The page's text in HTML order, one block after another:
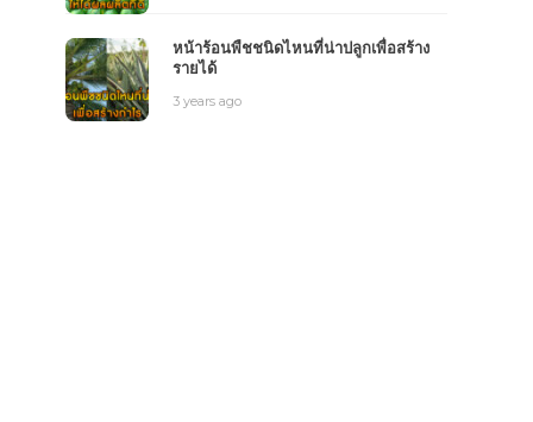
หน้าร้อนพืชชนิดไหนที่น่าปลูกเพื่อสร้าง
รายได้
3 years ago